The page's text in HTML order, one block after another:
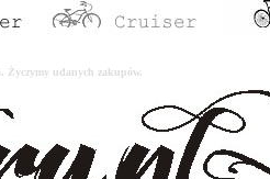
Życzymy udanych zakupów.